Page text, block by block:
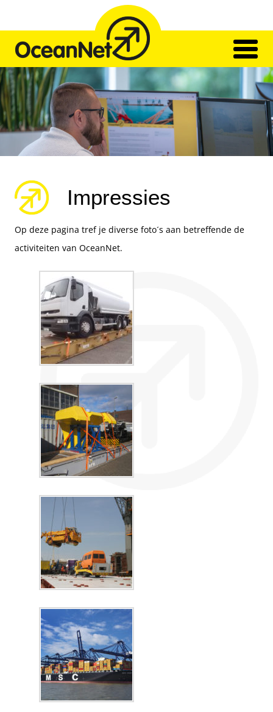
content
Home
Netwerk
Transport
Ons Team
Impressies
Vacatures
Impressies
Op deze pagina tref je diverse foto´s aan betreffende de
activiteiten van OceanNet.